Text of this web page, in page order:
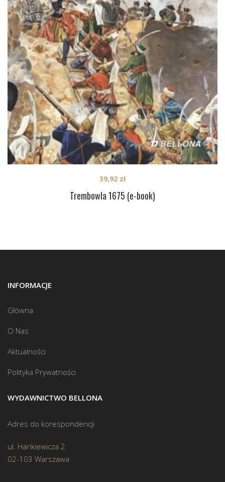
Trembowla 1675 (e-book)
39,92 zł
INFORMACJE
Główna
O Nas
Aktualności
Polityka Prywatności
WYDAWNICTWO BELLONA
Adres do korespondencji
ul. Hankiewicza 2
02-103 Warszawa